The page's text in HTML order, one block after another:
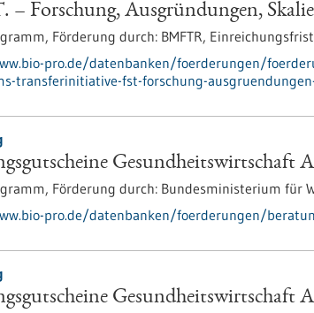
– Forschung, Ausgründungen,
Förderung durch: BMFTR,
pro.de/datenbanken/foerderungen/
transferinitiative-fst-forschung-
Gesundheitswirtschaft
Förderung durch: Bundesministerium für
pro.de/datenbanken/foerderungen/
Gesundheitswirtschaft